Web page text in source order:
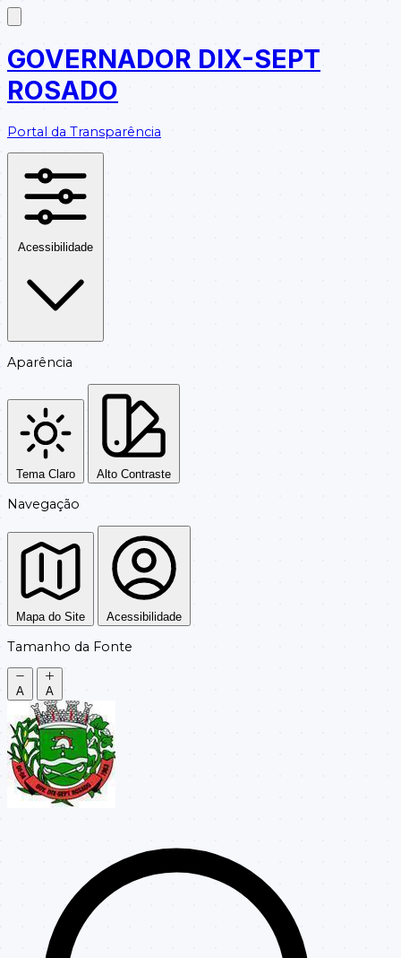
GOVERNADOR DIX-SEPT
ROSADO
Portal da Transparência
Acessibilidade
Aparência
Tema Claro Alto Contraste
Navegação
Mapa do Site Acessibilidade
Tamanho da Fonte
A A